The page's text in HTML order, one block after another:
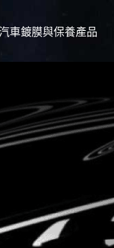
車鍍膜與保養產品